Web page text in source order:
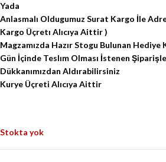
Yada
Anlasmalı Oldugumuz Surat Kargo İle
Kargo Üçretı Alıcıya Aittir )
Magzamızda Hazır Stogu Bulunan Hediye
Gün İçinde Teslım Olması İstenen
Dükkanımızdan Aldırabilirsiniz
Kurye Üçreti Alıcıya Aittir
Stokta yok